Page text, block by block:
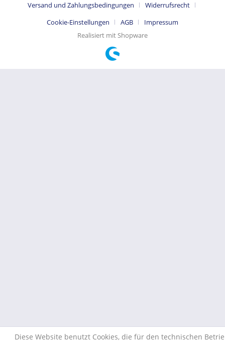
Versand und Zahlungsbedingungen
Widerrufsrecht
Cookie-Einstellungen
AGB
Impressum
Realisiert mit Shopware
Diese Website benutzt Cookies, die für den technischen